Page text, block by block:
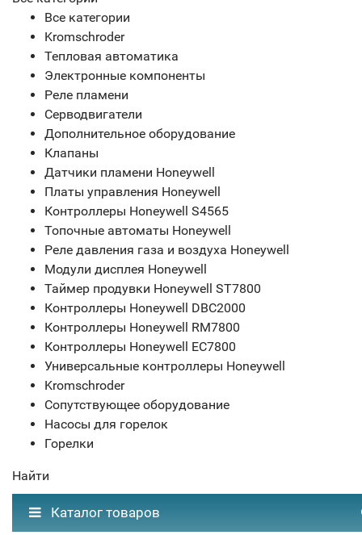
Все категории
Kromschroder
Тепловая автоматика
Электронные компоненты
Реле пламени
Серводвигатели
Дополнительное оборудование
Клапаны
Датчики пламени Honeywell
Платы управления Honeywell
Контроллеры Honeywell S4565
Топочные автоматы Honeywell
Реле давления газа и воздуха Honeywell
Модули дисплея Honeywell
Таймер продувки Honeywell ST7800
Контроллеры Honeywell DBC2000
Контроллеры Honeywell RM7800
Контроллеры Honeywell EC7800
Универсальные контроллеры Honeywell
Kromschroder
Сопутствующее оборудование
Насосы для горелок
Горелки
Найти
Каталог товаров